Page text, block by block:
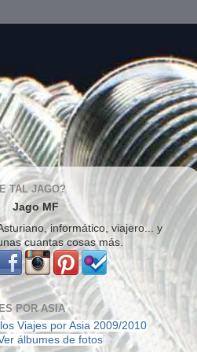
TAL JAGO?
Jago MF
informático, viajero... y
cuantas cosas más.
POR ASIA
Viajes por Asia 2009/2010
álbumes de fotos